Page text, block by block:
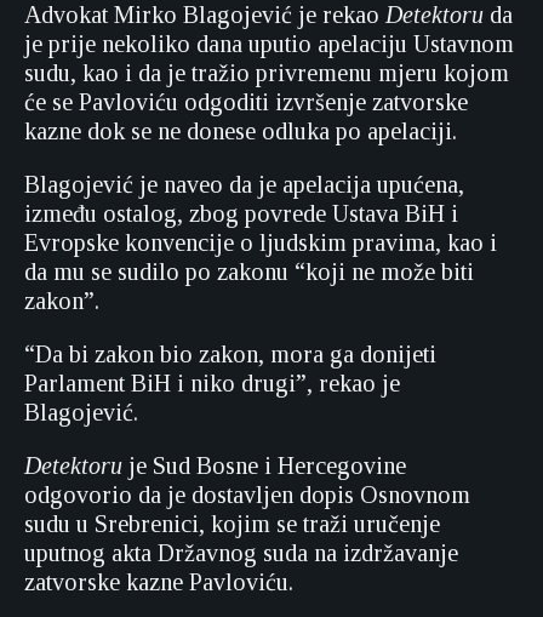
Advokat Mirko Blagojević je rekao Detektoru da
je prije nekoliko dana uputio apelaciju Ustavnom
sudu, kao i da je tražio privremenu mjeru kojom
će se Pavloviću odgoditi izvršenje zatvorske
kazne dok se ne donese odluka po apelaciji.
Blagojević je naveo da je apelacija upućena,
između ostalog, zbog povrede Ustava BiH i
Evropske konvencije o ljudskim pravima, kao i
da mu se sudilo po zakonu “koji ne može biti
zakon”.
“Da bi zakon bio zakon, mora ga donijeti
Parlament BiH i niko drugi”, rekao je
Blagojević.
Detektoru je Sud Bosne i Hercegovine
odgovorio da je dostavljen dopis Osnovnom
sudu u Srebrenici, kojim se traži uručenje
uputnog akta Državnog suda na izdržavanje
zatvorske kazne Pavloviću.